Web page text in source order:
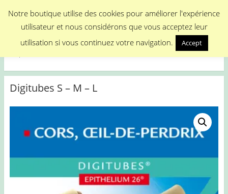
Menu
Medical Promotion
Digitubes S – M – L
Notre boutique utilise des cookies pour améliorer l'expérience
utilisateur et nous considérons que vous acceptez leur
utilisation si vous continuez votre navigation.
Accept